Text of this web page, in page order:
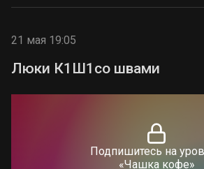
21 мая 19:05
Люки К1Ш1со швами
Подпишитесь на
«Чашка кофе»